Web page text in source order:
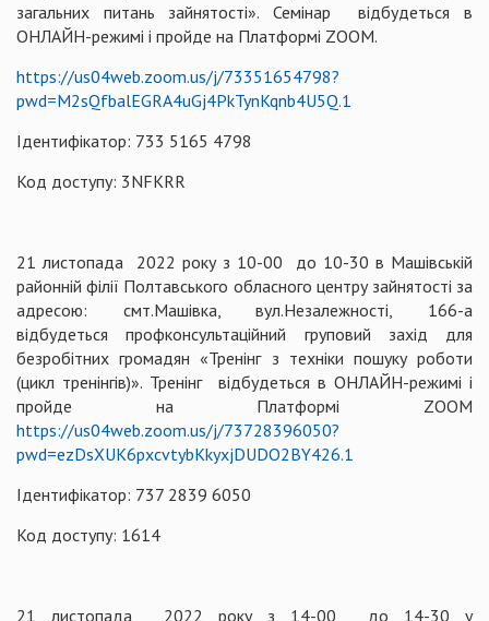
загальних питань зайнятості». Семінар відбудеться в
ОНЛАЙН-режимі і пройде на Платформі ZOOM.
https://us04web.zoom.us/j/73351654798?
pwd=M2sQfbalEGRA4uGj4PkTynKqnb4U5Q.1
Ідентифікатор: 733 5165 4798
Код доступу: 3NFKRR
21 листопада 2022 року з 10-00 до 10-30 в Машівській
районній філії Полтавського обласного центру зайнятості за
адресою: смт.Машівка, вул.Незалежності, 166-а
відбудеться профконсультаційний груповий захід для
безробітних громадян «Тренінг з техніки пошуку роботи
(цикл тренінгів)». Тренінг відбудеться в ОНЛАЙН-режимі і
пройде на Платформі ZOOM
https://us04web.zoom.us/j/73728396050?
pwd=ezDsXUK6pxcvtybKkyxjDUDO2BY426.1
Ідентифікатор: 737 2839 6050
Код доступу: 1614
21 листопада 2022 року з 14-00 до 14-30 у